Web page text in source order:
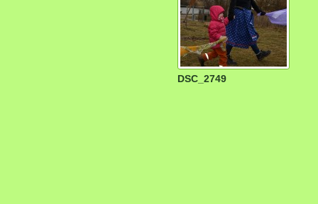
DSC_2749